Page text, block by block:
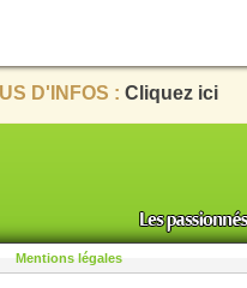
D'INFOS : Cliquez ici
Mentions légales